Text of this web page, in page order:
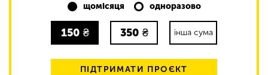
щомісяця
одноразово
150 ₴ 350 ₴ інша сума
ПІДТРИМАТИ ПРОЄКТ